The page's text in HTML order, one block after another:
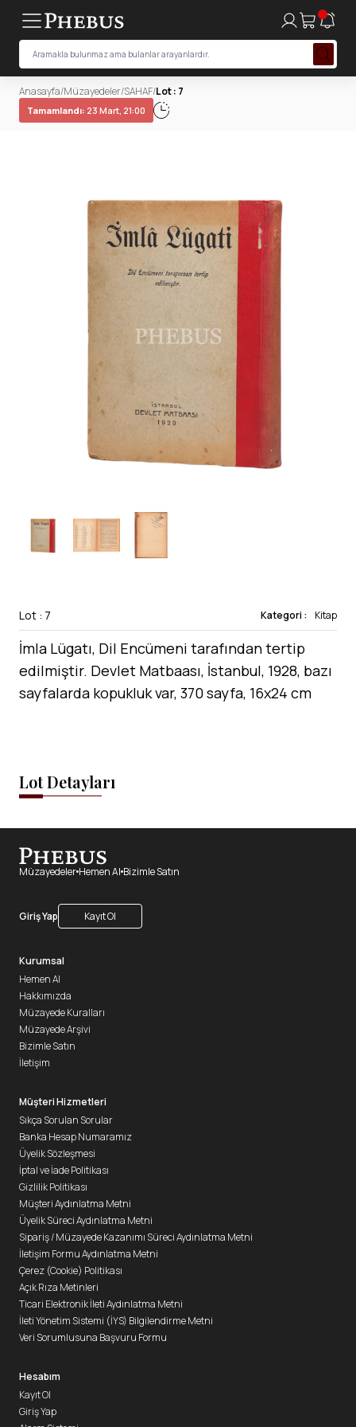
Anasayfa/Müzayedeler/SAHAF/Lot : 7
Tamamlandı: 23 Mart, 21:00
Lot : 7 Kategori : Kitap
İmla Lügatı, Dil Encümeni tarafından tertip
edilmiştir. Devlet Matbaası, İstanbul, 1928, bazı
sayfalarda kopukluk var, 370 sayfa, 16x24 cm
Lot Detayları
Müzayedeler Hemen Al Bizimle Satın
Giriş Yap Kayıt Ol
Kurumsal
Hemen Al
Hakkımızda
Müzayede Kuralları
Müzayede Arşivi
Bizimle Satın
İletişim
Müşteri Hizmetleri
Sıkça Sorulan Sorular
Banka Hesap Numaramız
Üyelik Sözleşmesi
İptal ve İade Politikası
Gizlilik Politikası
Müşteri Aydınlatma Metni
Üyelik Süreci Aydınlatma Metni
Sipariş / Müzayede Kazanımı Süreci Aydınlatma Metni
İletişim Formu Aydınlatma Metni
Çerez (Cookie) Politikası
Açık Rıza Metinleri
Ticari Elektronik İleti Aydınlatma Metni
İleti Yönetim Sistemi (İYS) Bilgilendirme Metni
Veri Sorumlusuna Başvuru Formu
Hesabım
Kayıt Ol
Giriş Yap